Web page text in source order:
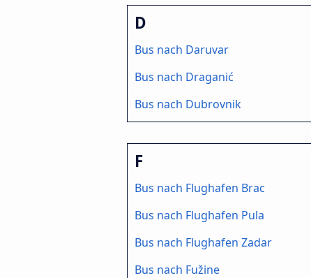
D
Bus nach Daruvar
Bus nach Draganić
Bus nach Dubrovnik
F
Bus nach Flughafen Brac
Bus nach Flughafen Pula
Bus nach Flughafen Zadar
Bus nach Fužine